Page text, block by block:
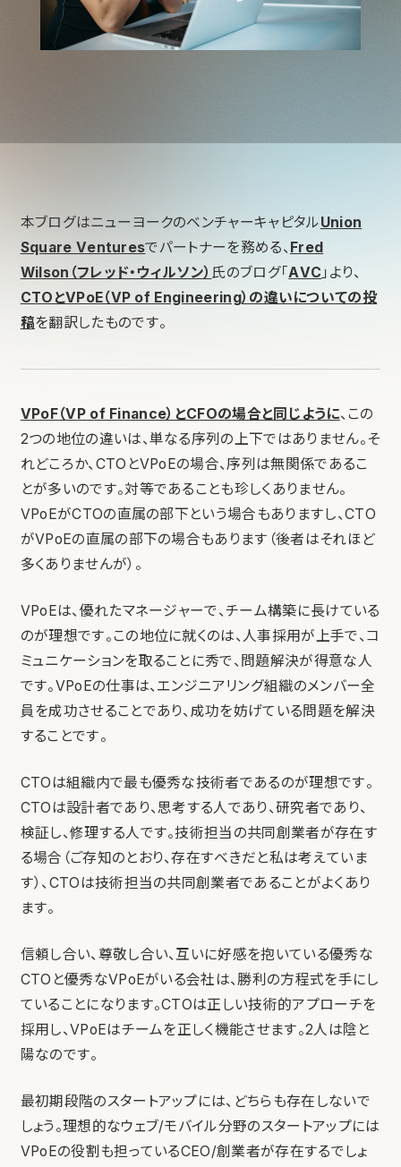
本ブログはニューヨークのベンチャーキャピタルUnion
Square Venturesでパートナーを務める、 Fred
Wilson（フレッド・ウィルソン） 氏のブログ「AVC 」より、
CTOとVPoE（VP of Engineering）の違いについての投
稿を翻訳したものです。
VPoF（VP of Finance）とCFOの場合と同じように、この
2つの地位の違いは、単なる序列の上下ではありません。そ
れどころか、CTOとVPoEの場合、序列は無関係であるこ
とが多いのです。対等であることも珍しくありません。
VPoEがCTOの直属の部下という場合もありますし、CTO
がVPoEの直属の部下の場合もあります（後者はそれほど
多くありませんが）。
VPoEは、優れたマネージャーで、チーム構築に長けている
のが理想です。この地位に就くのは、人事採用が上手で、コ
ミュニケーションを取ることに秀で、問題解決が得意な人
です。VPoEの仕事は、エンジニアリング組織のメンバー全
員を成功させることであり、成功を妨げている問題を解決
することです。
CTOは組織内で最も優秀な技術者であるのが理想です。
CTOは設計者であり、思考する人であり、研究者であり、
検証し、修理する人です。技術担当の共同創業者が存在す
る場合（ご存知のとおり、存在すべきだと私は考えていま
す）、CTOは技術担当の共同創業者であることがよくあり
ます。
信頼し合い、尊敬し合い、互いに好感を抱いている優秀な
CTOと優秀なVPoEがいる会社は、勝利の方程式を手にし
ていることになります。CTOは正しい技術的アプローチを
採用し、VPoEはチームを正しく機能させます。2人は陰と
陽なのです。
最初期段階のスタートアップには、どちらも存在しないで
しょう。理想的なウェブ/モバイル分野のスタートアップには
VPoEの役割も担っているCEO/創業者が存在するでしょ